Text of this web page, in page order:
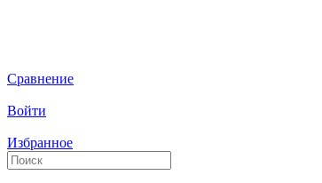
Сравнение
Войти
Избранное